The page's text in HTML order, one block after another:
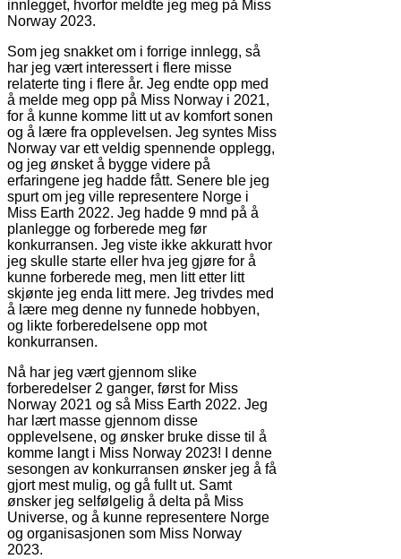
innlegget, hvorfor meldte jeg meg på Miss
Norway 2023.
Som jeg snakket om i forrige innlegg, så
har jeg vært interessert i flere misse
relaterte ting i flere år. Jeg endte opp med
å melde meg opp på Miss Norway i 2021,
for å kunne komme litt ut av komfort sonen
og å lære fra opplevelsen. Jeg syntes Miss
Norway var ett veldig spennende opplegg,
og jeg ønsket å bygge videre på
erfaringene jeg hadde fått. Senere ble jeg
spurt om jeg ville representere Norge i
Miss Earth 2022. Jeg hadde 9 mnd på å
planlegge og forberede meg før
konkurransen. Jeg viste ikke akkuratt hvor
jeg skulle starte eller hva jeg gjøre for å
kunne forberede meg, men litt etter litt
skjønte jeg enda litt mere. Jeg trivdes med
å lære meg denne ny funnede hobbyen,
og likte forberedelsene opp mot
konkurransen.
Nå har jeg vært gjennom slike
forberedelser 2 ganger, først for Miss
Norway 2021 og så Miss Earth 2022. Jeg
har lært masse gjennom disse
opplevelsene, og ønsker bruke disse til å
komme langt i Miss Norway 2023! I denne
sesongen av konkurransen ønsker jeg å få
gjort mest mulig, og gå fullt ut. Samt
ønsker jeg selfølgelig å delta på Miss
Universe, og å kunne representere Norge
og organisasjonen som Miss Norway
2023.